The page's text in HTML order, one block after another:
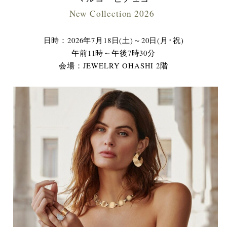
New Collection 2026
日時：2026年7月18日(土)～20日(月･祝)
午前11時～午後7時30分
会場：JEWELRY OHASHI 2階